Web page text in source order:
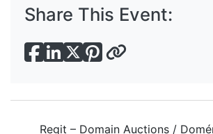
Share This Event:
Regit – Domain Auctions /